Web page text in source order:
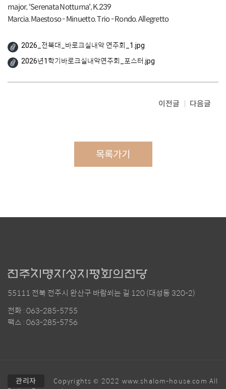
major, 'Serenata Notturna', K.239
Marcia. Maestoso - Minuetto. Trio - Rondo. Allegretto
2026_전북대_바로크실내악 연주회_1.jpg
2026년1학기바로크실내악연주회_포스터.jpg
이전글 다음글
목록가기
55111 전북 전주시 완산구 바람쐬는 길 120 (대성동 320-2)
전화 : 063-285-5755
팩스 : 063-285-5756
관리자
Copyrights © 2022 www.shalom-house.com All